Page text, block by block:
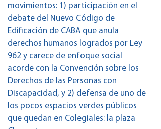
movimientos: 1) participación en el
debate del Nuevo Código de
Edificación de CABA que anula
derechos humanos logrados por Ley
962 y carece de enfoque social
acorde con la Convención sobre los
Derechos de las Personas con
Discapacidad, y 2) defensa de uno de
los pocos espacios verdes públicos
que quedan en Colegiales: la plaza